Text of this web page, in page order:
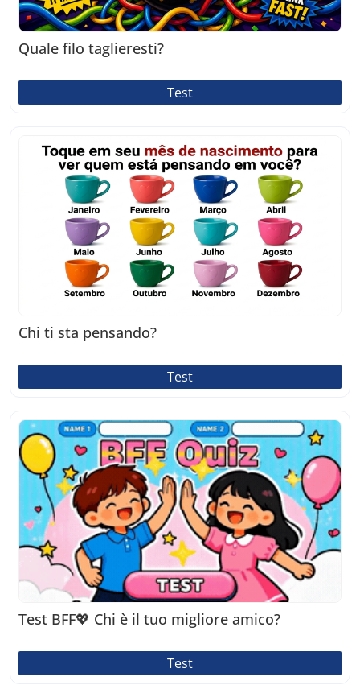
Quale filo taglieresti?
Test
Chi ti sta pensando?
Test
Test BFF💖 Chi è il tuo migliore amico?
Test